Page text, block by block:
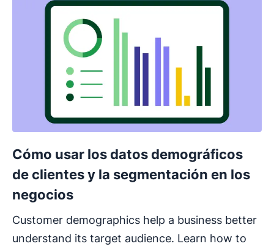
Cómo usar los datos demográficos
de clientes y la segmentación en los
negocios
Customer demographics help a business better
understand its target audience. Learn how to